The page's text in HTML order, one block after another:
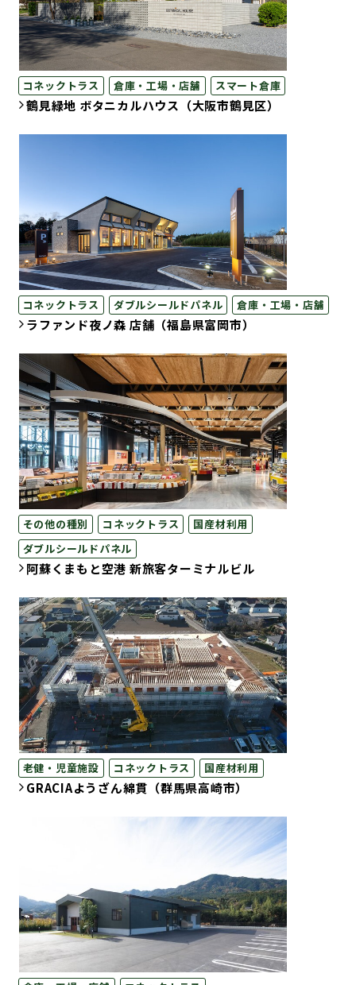
コネックトラス 倉庫・工場・店舗 スマート倉庫
鶴見緑地 ボタニカルハウス（大阪市鶴見区）
コネックトラス ダブルシールドパネル 倉庫・工場・店舗
ラファンド夜ノ森 店舗（福島県富岡市）
その他の種別 コネックトラス
国産材利用
ダブルシールドパネル
阿蘇くまもと空港 新旅客ターミナルビル
老健・児童施設 コネックトラス 国産材利用
GRACIAようざん綿貫（群馬県高崎市）